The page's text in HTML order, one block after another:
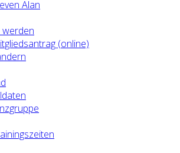
Alan
werden
(online)